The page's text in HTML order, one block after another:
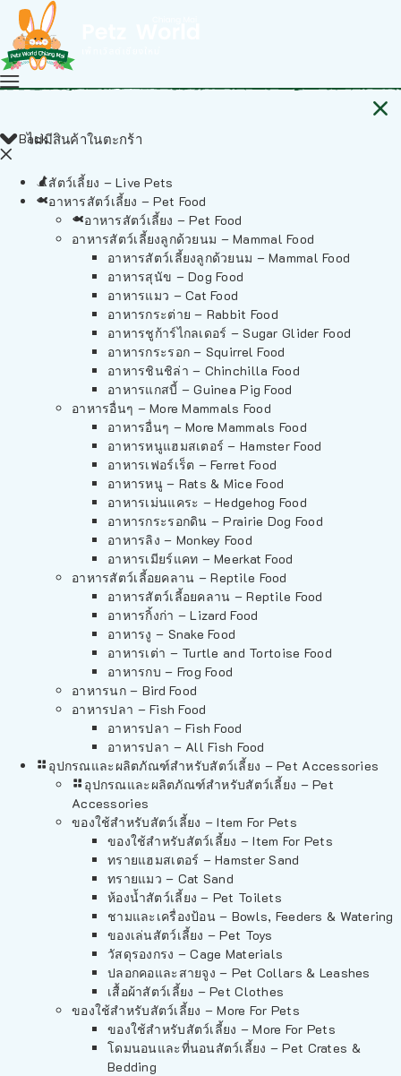
ไม่มีสินค้าในตะกร้า
Back
สัตว์เลี้ยง – Live Pets
อาหารสัตว์เลี้ยง – Pet Food
อาหารสัตว์เลี้ยง – Pet Food
อาหารสัตว์เลี้ยงลูกด้วยนม – Mammal Food
อาหารสัตว์เลี้ยงลูกด้วยนม – Mammal Food
อาหารสุนัข – Dog Food
อาหารแมว – Cat Food
อาหารกระต่าย – Rabbit Food
อาหารชูก้าร์ไกลเดอร์ – Sugar Glider Food
อาหารกระรอก – Squirrel Food
อาหารชินชิล่า – Chinchilla Food
อาหารแกสบี้ – Guinea Pig Food
อาหารอื่นๆ – More Mammals Food
อาหารอื่นๆ – More Mammals Food
อาหารหนูแฮมสเตอร์ – Hamster Food
อาหารเฟอร์เร็ต – Ferret Food
อาหารหนู – Rats & Mice Food
อาหารเม่นแคระ – Hedgehog Food
อาหารกระรอกดิน – Prairie Dog Food
อาหารลิง – Monkey Food
อาหารเมียร์แคท – Meerkat Food
อาหารสัตว์เลี้อยคลาน – Reptile Food
อาหารสัตว์เลี้อยคลาน – Reptile Food
อาหารกิ้งก่า – Lizard Food
อาหารงู – Snake Food
อาหารเต่า – Turtle and Tortoise Food
อาหารกบ – Frog Food
อาหารนก – Bird Food
อาหารปลา – Fish Food
อาหารปลา – Fish Food
อาหารปลา – All Fish Food
อุปกรณและผลิตภัณฑ์สำหรับสัตว์เลี้ยง – Pet Accessories
อุปกรณและผลิตภัณฑ์สำหรับสัตว์เลี้ยง – Pet
Accessories
ของใช้สำหรับสัตว์เลี้ยง – Item For Pets
ของใช้สำหรับสัตว์เลี้ยง – Item For Pets
ทรายแฮมสเตอร์ – Hamster Sand
ทรายแมว – Cat Sand
ห้องน้ำสัตว์เลี้ยง – Pet Toilets
ชามและเครื่องป้อน – Bowls, Feeders & Watering
ของเล่นสัตว์เลี้ยง – Pet Toys
วัสดุรองกรง – Cage Materials
ปลอกคอและสายจูง – Pet Collars & Leashes
เสื้อผ้าสัตว์เลี้ยง – Pet Clothes
ของใช้สำหรับสัตว์เลี้ยง – More For Pets
ของใช้สำหรับสัตว์เลี้ยง – More For Pets
โดมนอนและที่นอนสัตว์เลี้ยง – Pet Crates &
Bedding